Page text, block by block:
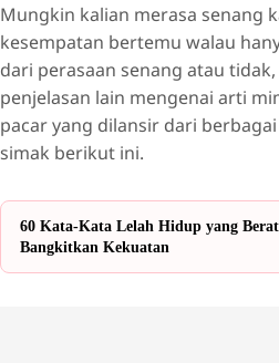
Mungkin kalian merasa senang
kesempatan bertemu walau
dari perasaan senang atau
penjelasan lain mengenai arti
pacar yang dilansir dari
simak berikut ini.
60 Kata-Kata Lelah Hidup yang
Bangkitkan Kekuatan